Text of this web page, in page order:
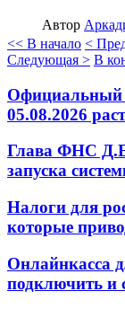
Автор
<< В начало <
Следующая > В
Официальный
05.08.2026
Глава ФНС
запуска
Налоги для
которые
Онлайнкасса
подключить и